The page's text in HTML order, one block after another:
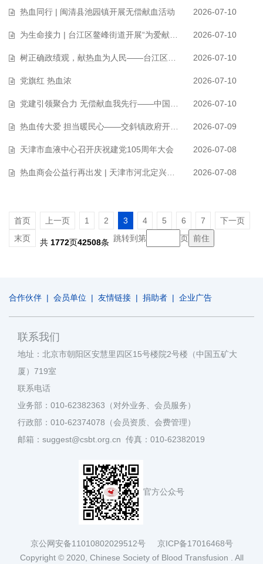
热血同行 | 闽清县池园镇开展无偿献血活动 2026-07-10
为生命接力 | 台江区鳌峰街道开展“为爱献血，向暖而行”无偿献血志愿活动… 2026-07-10
树正确政绩观，献热血为人民——台江区洋中街道开展无偿献血团体活动 2026-07-10
党旗红 热血浓 2026-07-10
党建引领聚合力 无偿献血我先行——中国工商银行股份有限公司巴彦淖尔分行… 2026-07-10
热血传大爱 担当暖民心——交斜镇政府开展无偿献血公益活动 2026-07-09
天津市血液中心召开庆祝建党105周年大会 2026-07-08
热血商会公益行再出发 | 天津市河北定兴商会联合天津市内蒙古呼伦贝尔商会开… 2026-07-08
首页 上一页 1 2 3 4 5 6 7
下一页
末页
共 1772页42508条 跳转到第 页
合作伙伴 | 会员单位 | 友情链接 | 捐助者 | 企业广告
联系我们
地址：北京市朝阳区安慧里四区15号楼院2号楼（中国五矿大
厦）719室
联系电话
业务部：010-62382363（对外业务、会员服务）
行政部：010-62374078（会员资质、会费管理）
邮箱：suggest@csbt.org.cn 传真：010-62382019
官方公众号
京公网安备11010802029512号 京ICP备17016468号
Copyright © 2020, Chinese Society of Blood Transfusion . All